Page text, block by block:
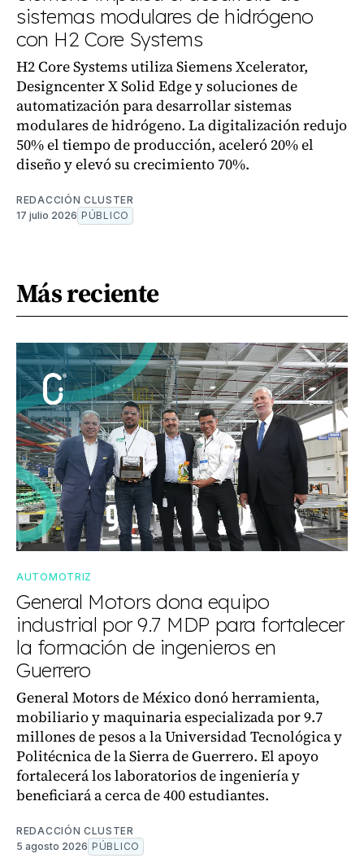
sistemas modulares de hidrógeno
con H2 Core Systems
H2 Core Systems utiliza Siemens Xcelerator,
Designcenter X Solid Edge y soluciones de
automatización para desarrollar sistemas
modulares de hidrógeno. La digitalización redujo
50% el tiempo de producción, aceleró 20% el
diseño y elevó su crecimiento 70%.
REDACCIÓN CLUSTER
17 julio 2026 PÚBLICO
Más reciente
AUTOMOTRIZ
General Motors dona equipo
industrial por 9.7 MDP para fortalecer
la formación de ingenieros en
Guerrero
General Motors de México donó herramienta,
mobiliario y maquinaria especializada por 9.7
millones de pesos a la Universidad Tecnológica y
Politécnica de la Sierra de Guerrero. El apoyo
fortalecerá los laboratorios de ingeniería y
beneficiará a cerca de 400 estudiantes.
REDACCIÓN CLUSTER
5 agosto 2026 PÚBLICO